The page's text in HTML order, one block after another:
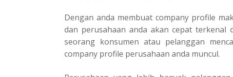
Dengan anda membuat company profile
dan perusahaan anda akan cepat terkenal
seorang konsumen atau pelanggan
company profile perusahaan anda muncul.